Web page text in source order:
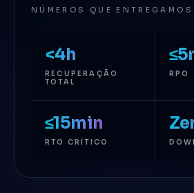
NÚMEROS QUE ENTREGAMOS
<4h
RECUPERAÇÃO
TOTAL
RPO
≤15min
RTO CRÍTICO